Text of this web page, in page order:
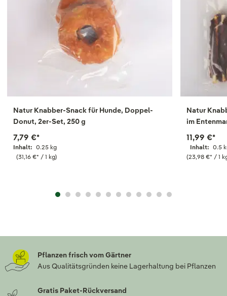
Natur Knabber-Snack für Hunde, Doppel-
Donut, 2er-Set, 250 g
Inhalt: 0.25 kg
(31,16 €* / 1 kg)
7,79 €*
Natur
im
Inhalt: 0.5
(23,98 €* / 1
11,99 €*
Pflanzen frisch vom Gärtner
Aus Qualitätsgründen keine Lagerhaltung bei Pflanzen
Gratis Paket-Rückversand